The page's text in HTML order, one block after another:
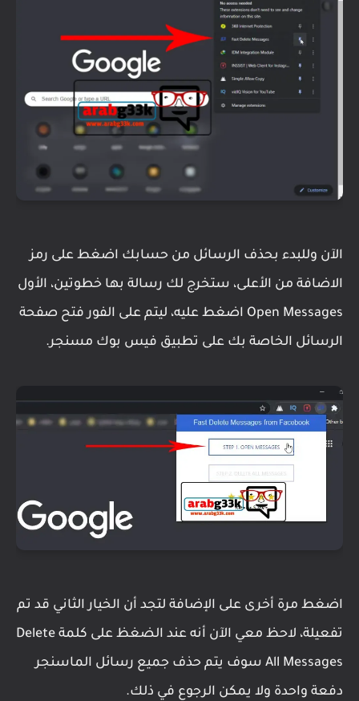
الآن وللبدء بحذف الرسائل من حسابك اضغط على رمز
الاضافة من الأعلى، ستخرج لك رسالة بها خطوتين، الأول
Open Messages اضغط عليه، ليتم على الفور فتح صفحة
الرسائل الخاصة بك على تطبيق فيس بوك مسنجر.
اضغط مرة أخرى على الإضافة لتجد أن الخيار الثاني قد تم
تفعيلة، لاحظ معي الآن أنه عند الضغظ على كلمة Delete
All Messages سوف يتم حذف جميع رسائل الماسنجر
دفعة واحدة ولا يمكن الرجوع في ذلك.